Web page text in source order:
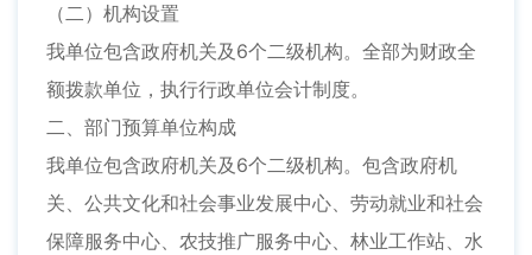
（二）机构设置
我单位包含政府机关及6个二级机构。全部为财政全
额拨款单位，执行行政单位会计制度。
二、部门预算单位构成
我单位包含政府机关及6个二级机构。包含政府机
关、公共文化和社会事业发展中心、劳动就业和社会
保障服务中心、农技推广服务中心、林业工作站、水